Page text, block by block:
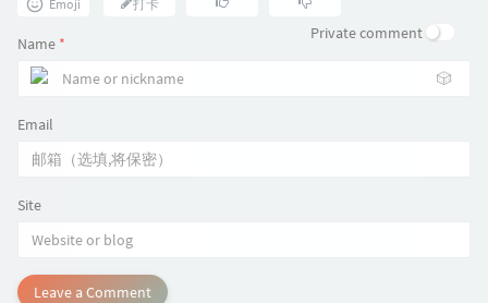
Emoji 打卡
Private comment
Name *
🎲
Email
Site
Leave a Comment